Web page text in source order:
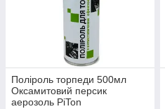
Поліроль торпеди 500мл
Оксамитовий персик
аерозоль PiTon